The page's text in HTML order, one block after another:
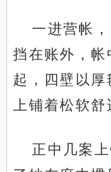
一进营帐
挡在账外，帐
起，四壁以
上铺着松软舒
正中几案